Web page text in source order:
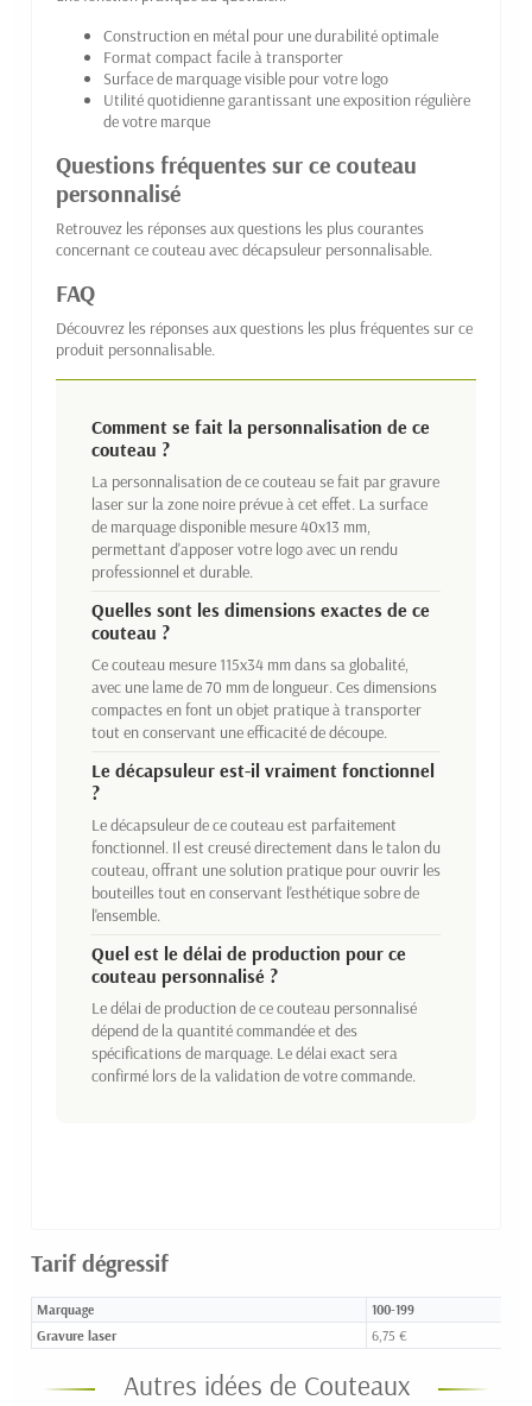
Construction en métal pour une durabilité optimale
Format compact facile à transporter
Surface de marquage visible pour votre logo
Utilité quotidienne garantissant une exposition régulière
de votre marque
Questions fréquentes sur ce couteau
personnalisé
Retrouvez les réponses aux questions les plus courantes
concernant ce couteau avec décapsuleur personnalisable.
FAQ
Découvrez les réponses aux questions les plus fréquentes sur ce
produit personnalisable.
Comment se fait la personnalisation de ce
couteau ?
La personnalisation de ce couteau se fait par gravure
laser sur la zone noire prévue à cet effet. La surface
de marquage disponible mesure 40x13 mm,
permettant d'apposer votre logo avec un rendu
professionnel et durable.
Quelles sont les dimensions exactes de ce
couteau ?
Ce couteau mesure 115x34 mm dans sa globalité,
avec une lame de 70 mm de longueur. Ces dimensions
compactes en font un objet pratique à transporter
tout en conservant une efficacité de découpe.
Le décapsuleur est-il vraiment fonctionnel
?
Le décapsuleur de ce couteau est parfaitement
fonctionnel. Il est creusé directement dans le talon du
couteau, offrant une solution pratique pour ouvrir les
bouteilles tout en conservant l'esthétique sobre de
l'ensemble.
Quel est le délai de production pour ce
couteau personnalisé ?
Le délai de production de ce couteau personnalisé
dépend de la quantité commandée et des
spécifications de marquage. Le délai exact sera
confirmé lors de la validation de votre commande.
Tarif dégressif
Marquage 100-199
Gravure laser 6,75 €
Autres idées de Couteaux